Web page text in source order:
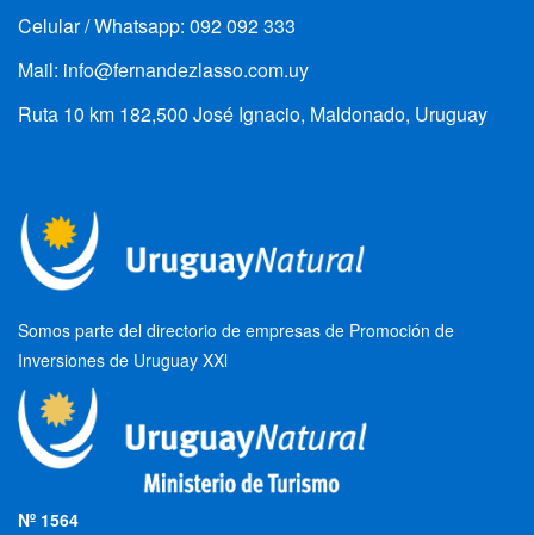
Celular / Whatsapp: 092 092 333
Mail: info@fernandezlasso.com.uy
Ruta 10 km 182,500 José Ignacio, Maldonado, Uruguay
Somos parte del directorio de empresas de Promoción de
Inversiones de Uruguay XXl
Nº 1564